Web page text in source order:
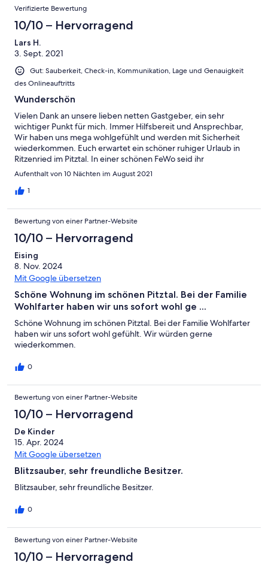
Verifizierte Bewertung
10/10 – Hervorragend
Lars H.
3. Sept. 2021
Gut: Sauberkeit, Check-in, Kommunikation, Lage und Genauigkeit
des Onlineauftritts
Wunderschön
Vielen Dank an unsere lieben netten Gastgeber, ein sehr
wichtiger Punkt für mich. Immer Hilfsbereit und Ansprechbar,
Wir haben uns mega wohlgefühlt und werden mit Sicherheit
wiederkommen. Euch erwartet ein schöner ruhiger Urlaub in
Ritzenried im Pitztal. In einer schönen FeWo seid ihr
untergebracht. Wandern und Radfahren kann man dort super,
alles ist direkt ab Haustür möglich. Wer dennoch was anderes
möchte ist sehr Zentral zum Ötztal,Kaunertal oder oder Viel
Aufenthalt von 10 Nächten im August 2021
1
Bewertung von einer Partner-Website
10/10 – Hervorragend
Eising
8. Nov. 2024
Mit Google übersetzen
Schöne Wohnung im schönen Pitztal. Bei der Familie
Wohlfarter haben wir uns sofort wohl ge ...
Schöne Wohnung im schönen Pitztal. Bei der Familie Wohlfarter
haben wir uns sofort wohl gefühlt. Wir würden gerne
wiederkommen.
0
Bewertung von einer Partner-Website
10/10 – Hervorragend
De Kinder
15. Apr. 2024
Mit Google übersetzen
Blitzsauber, sehr freundliche Besitzer.
Blitzsauber, sehr freundliche Besitzer.
0
Bewertung von einer Partner-Website
10/10 – Hervorragend